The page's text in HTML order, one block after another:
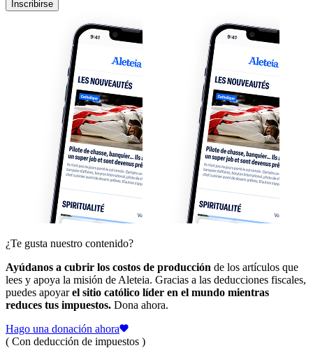
Inscribirse
¿Te gusta nuestro contenido?
Ayúdanos a cubrir los costos de producción de los artículos que
lees y apoya la misión de Aleteia. Gracias a las deducciones fiscales,
puedes apoyarel sitio católico líder en el mundo mientras
reduces tus impuestos. Dona ahora.
Hago una donación ahora
( Con deducción de impuestos )